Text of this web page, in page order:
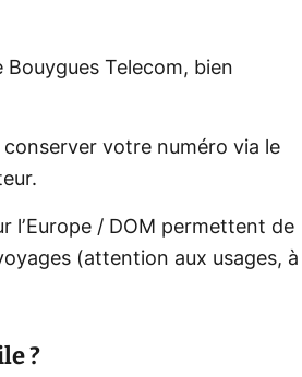
Bouygues Telecom, bien
votre numéro via le
l’Europe / DOM permettent de
(attention aux usages, à
?